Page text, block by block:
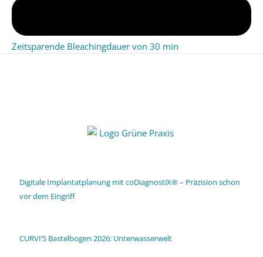
Zeitsparende Bleachingdauer von 30 min
Digitale Implantatplanung mit coDiagnostiX® – Präzision schon
vor dem Eingriff
CURVI’S Bastelbogen 2026: Unterwasserwelt